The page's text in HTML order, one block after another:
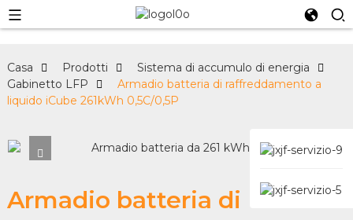
Casa Prodotti
Sistema di accumulo di energia
Gabinetto LFP
Armadio batteria di raffreddamento a
liquido iCube 261kWh 0,5C/0,5P
Armadio batteria di